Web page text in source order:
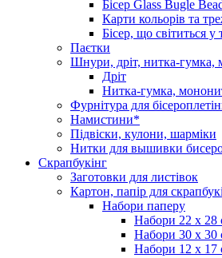
Бісер Glass Bugle
Карти кольорів та
Бісер, що світиться у
Паєтки
Шнури, дріт, нитка-гумка,
Дріт
Нитка-гумка,
Фурнітура для
Намистини*
Підвіски, кулони, шарміки
Нитки для вышивки
Скрапбукінг
Заготовки для листівок
Картон, папір для
Набори паперу
Набори 22 х 28
Набори 30 х 30
Набори 12 х 17